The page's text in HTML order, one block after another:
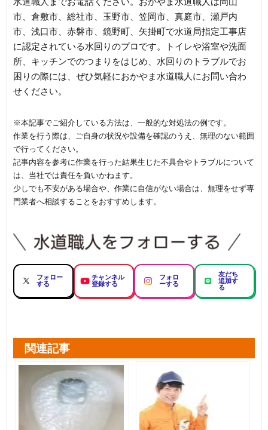
市、倉敷市、総社市、玉野市、笠岡市、真庭市、瀬戸内
市、浅口市、赤磐市、鏡野町、矢掛町で水道局指定工事店
に認定されている水回りのプロです。トイレや浴室や洗面
所、キッチンでのつまりをはじめ、水回りのトラブルでお
困りの際には、ぜひ気軽におかやま水道職人にお問い合わ
せください。
※本記事でご紹介している方法は、一般的な対処法の例です。
作業を行う際は、ご自身の状況や設備を確認のうえ、無理のない範囲
で行ってください。
記事内容を参考に作業を行った結果生じた不具合やトラブルについて
は、当社では責任を負いかねます。
少しでも不安がある場合や、作業に自信がない場合は、無理をせず専
門業者へ相談することをおすすめします。
フォロー
する
チャンネル
登録する
フォロ
ーする
友だち
追加す
る
関連記事